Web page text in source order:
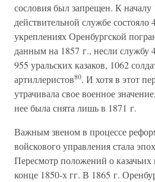
сословия был запрещен. К началу
действительной службе состояло
укреплениях Оренбургской
данным на 1857 г., несли службу
955 уральских казаков, 1062
артиллеристов80. И хотя в этот
утрачивала свое военное
нее была снята лишь в 1871 г.
Важным звеном в процессе
войскового управления стала
Пересмотр положений о казачьих
конце 1850-х гг. В 1865 г.